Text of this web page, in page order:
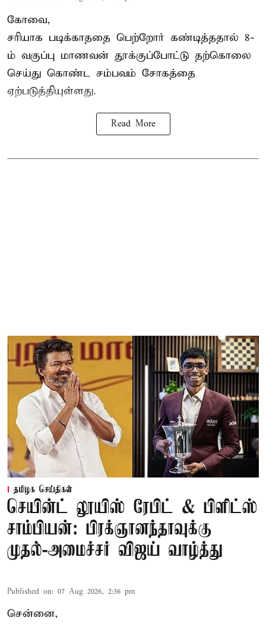
கோவை,
சரியாக படிக்காததை பெற்றோர் கண்டித்ததால் 8-
ம் வகுப்பு மாணவன் தூக்குப்போட்டு தற்கொலை
செய்து கொண்ட சம்பவம் சோகத்தை
ஏற்படுத்தியுள்ளது.
Read More
தமிழக செய்திகள்
செயின்ட் லூயிஸ் ரேபிட் & பிளிட்ஸ்
சாம்பியன்: பிரக்ஞானந்தாவுக்கு
முதல்-அமைச்சர் விஜய் வாழ்த்து
Published on: 07 Aug 2026, 2:36 pm
சென்னை,